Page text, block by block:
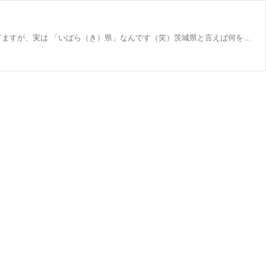
茨城県・・・皆さんはどんなところかご存知ですか？ まずはとっても基本な「読み方」から。結構「いばら（ぎ）県」と呼ばれてますが、実は 「いばら（き）県」なんです（笑）茨城県と言えば何を思い出されますか？偕楽園？納豆？ネモフィラ？コキア？ そう、とっても魅力なものがたくさんあります。もちろん美味しい食材もたんまり。 実は農産・畜産・漁業ともに全国トップクラスの出荷を誇る茨城県。私たちクックファンは、その中でも豚肉（通販もいずれは牛肉も）にスポットをあてて、茨城県の美味しい食材を皆様にお届けします。 数ある銘柄豚肉の中でも私たちが推しているのは・・・ 茨城県を代表する「ローズポーク」 近...